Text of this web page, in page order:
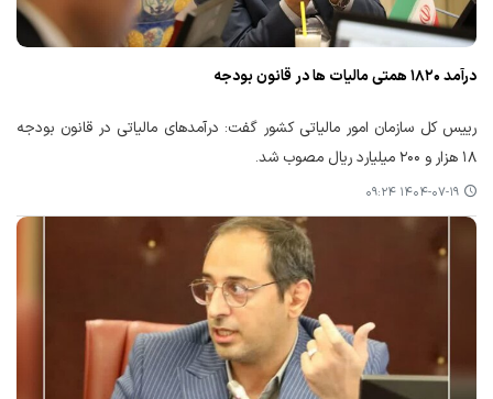
درآمد ۱۸۲۰ همتی مالیات ها در قانون بودجه
رییس کل سازمان امور مالیاتی کشور گفت: درآمدهای مالیاتی در قانون بودجه
۱۸ هزار و ۲۰۰ میلیارد ریال مصوب شد.
۱۴۰۴-۰۷-۱۹ ۰۹:۲۴